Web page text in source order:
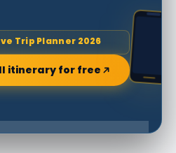
Trip Planner 2026
itinerary for free